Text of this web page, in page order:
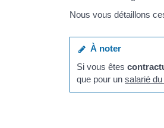
Nous vous détaillons
À noter
Si vous êtes
que pour unsalarié